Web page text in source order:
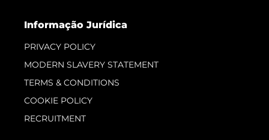
Informação Jurídica
PRIVACY POLICY
MODERN SLAVERY STATEMENT
TERMS & CONDITIONS
COOKIE POLICY
RECRUITMENT